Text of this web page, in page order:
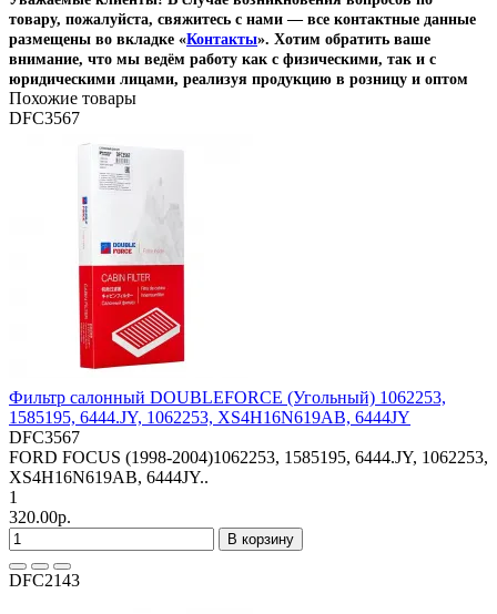
товару, пожалуйста, свяжитесь с нами — все контактные данные
размещены во вкладке «Контакты». Хотим обратить ваше
внимание, что мы ведём работу как с физическими, так и с
юридическими лицами, реализуя продукцию в розницу и оптом
Похожие товары
DFC3567
Фильтр салонный DOUBLEFORCE (Угольный) 1062253,
1585195, 6444.JY, 1062253, XS4H16N619AB, 6444JY
DFC3567
FORD FOCUS (1998-2004)1062253, 1585195, 6444.JY, 1062253,
XS4H16N619AB, 6444JY..
1
320.00р.
В корзину
DFC2143